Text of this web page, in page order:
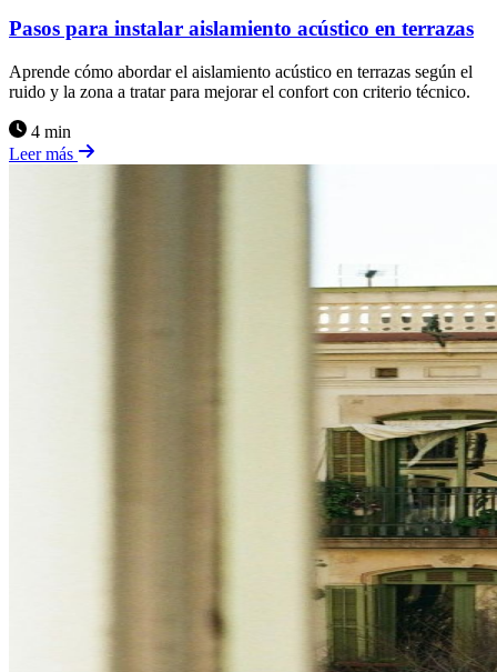
Pasos para instalar aislamiento acústico en terrazas
Aprende cómo abordar el aislamiento acústico en terrazas según el
ruido y la zona a tratar para mejorar el confort con criterio técnico.
4 min
Leer más